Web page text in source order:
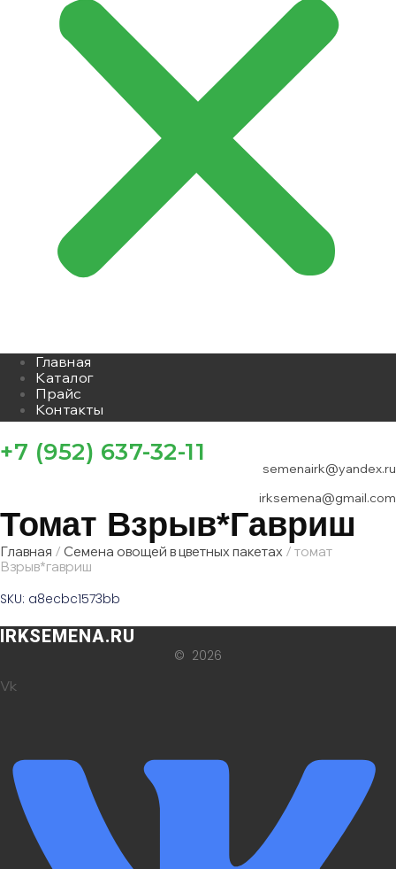
Главная
Каталог
Прайс
Контакты
+7 (952) 637-32-11
semenairk@yandex.ru
irksemena@gmail.com
Томат Взрыв*гавриш
Главная / Семена овощей в цветных пакетах / томат
Взрыв*гавриш
SKU: a8ecbc1573bb
IRKSEMENA.RU
© 2026
Vk